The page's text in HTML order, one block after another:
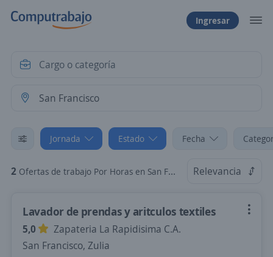
Ingresar
Jornada Estado Fecha
2 Ofertas de trabajo Por Horas en San Francisco, Zulia Relevancia
Lavador de prendas y aritculos textiles
5,0
Zapateria La Rapidisima C.A.
San Francisco, Zulia